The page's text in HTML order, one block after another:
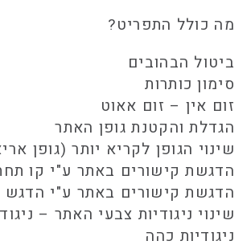
מה כולל התפריט?
ביטול הבהובים
סימון כותרות
זום אין – זום אאוט
הגדלת והקטנת גופן האתר
שינוי הגופן לקריא יותר (גופן
הדגשת קישורים באתר ע"י קו
הדגשת קישורים באתר ע"י הדגש
שינוי ניגודיות צבעי האתר –
ניגודיות כהה